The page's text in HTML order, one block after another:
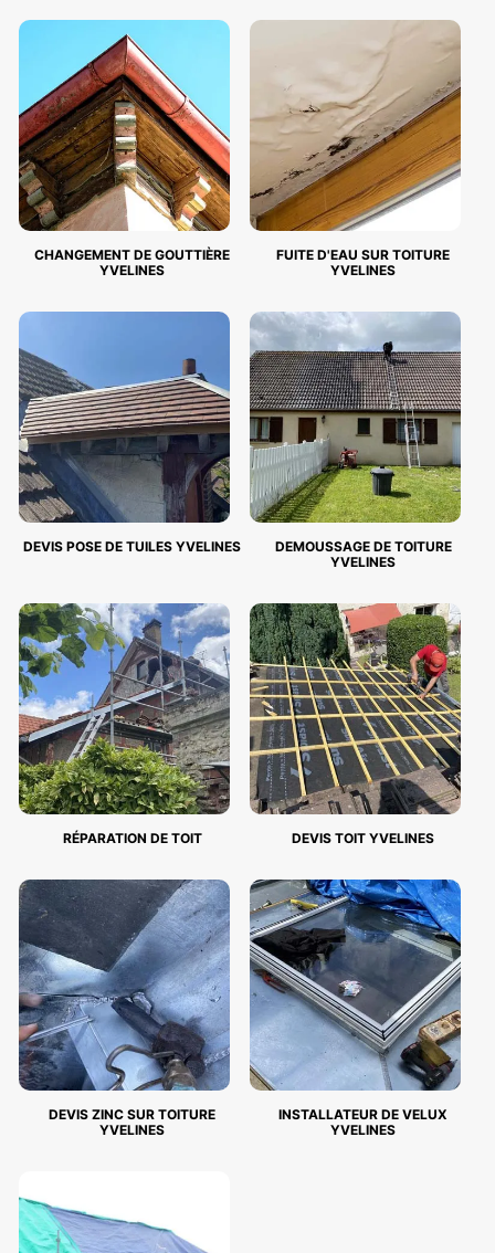
CHANGEMENT DE GOUTTIÈRE
YVELINES
FUITE D'EAU SUR TOITURE
YVELINES
DEVIS POSE DE TUILES YVELINES
DEMOUSSAGE DE TOITURE
YVELINES
RÉPARATION DE TOIT DEVIS TOIT YVELINES
DEVIS ZINC SUR TOITURE
YVELINES
INSTALLATEUR DE VELUX
YVELINES